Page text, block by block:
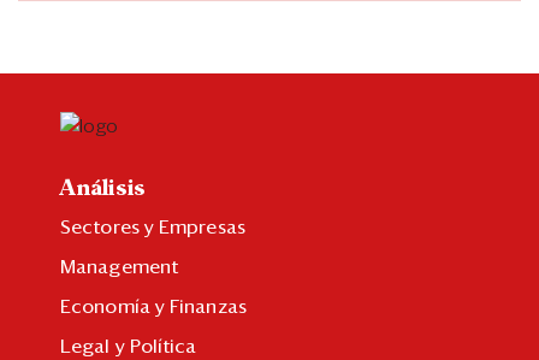
Análisis
Sectores y Empresas
Management
Economía y Finanzas
Legal y Política